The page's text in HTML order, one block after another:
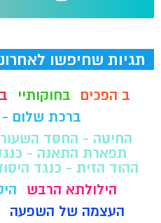
תגיות שחיפשו
ב הפכים בחוקותיי
ברכת שלום -
החיטה - החסד
תפארת התאנה -
ההוד הזית - כנגד
הילולתא הרבש
העצמה של השפעה